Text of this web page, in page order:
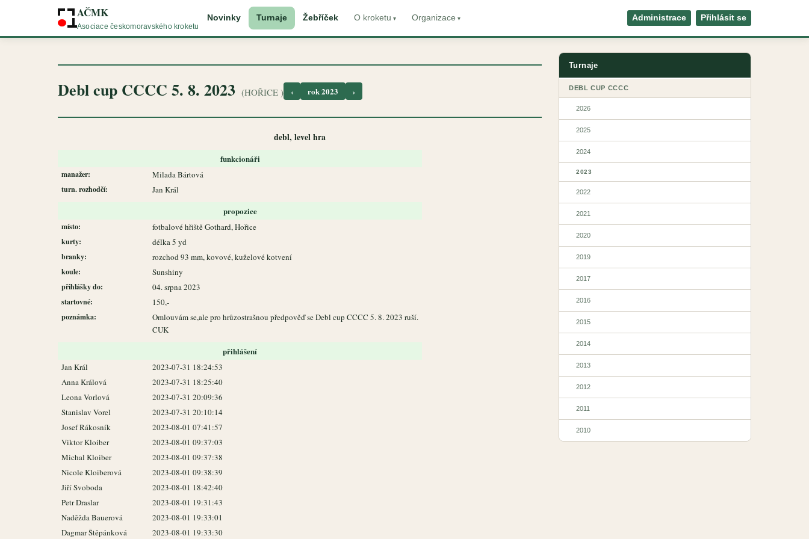
AČMK
Asociace českomoravského kroketu
Novinky Turnaje Žebříček O kroketu Organizace Administrace Přihlásit se
Debl cup CCCC 5. 8. 2023 (HOŘICE ) ‹ rok 2023 ›
debl, level hra
funkcionáři
manažer: Milada Bártová
turn. rozhodčí: Jan Král
propozice
místo: fotbalové hřiště Gothard, Hořice
kurty: délka 5 yd
branky: rozchod 93 mm, kovové, kuželové kotvení
koule: Sunshiny
přihlášky do: 04. srpna 2023
startovné: 150,-
poznámka:
Omlouvám se,ale pro hrůzostrašnou předpověď se Debl cup CCCC 5. 8. 2023 ruší.
CUK
přihlášení
Jan Král
2023-07-31 18:24:53
Anna Králová
2023-07-31 18:25:40
Leona Vorlová
2023-07-31 20:09:36
Stanislav Vorel
2023-07-31 20:10:14
Josef Rákosník
2023-08-01 07:41:57
Viktor Kloiber
2023-08-01 09:37:03
Michal Kloiber
2023-08-01 09:37:38
Nicole Kloiberová
2023-08-01 09:38:39
Jiří Svoboda
2023-08-01 18:42:40
Petr Draslar
2023-08-01 19:31:43
Naděžda Bauerová
2023-08-01 19:33:01
Dagmar Štěpánková
2023-08-01 19:33:30
Turnaje
DEBL CUP CCCC
2026
2025
2024
2023
2022
2021
2020
2019
2017
2016
2015
2014
2013
2012
2011
2010